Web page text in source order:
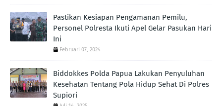
Pastikan Kesiapan Pengamanan Pemilu,
Personel Polresta Ikuti Apel Gelar Pasukan Hari
Ini
Februari 07, 2024
Biddokkes Polda Papua Lakukan Penyuluhan
Kesehatan Tentang Pola Hidup Sehat Di Polres
Supiori